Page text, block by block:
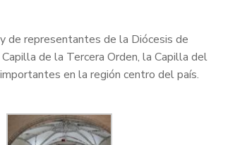
de representantes de la Diócesis de
de la Tercera Orden, la Capilla del
en la región centro del país.